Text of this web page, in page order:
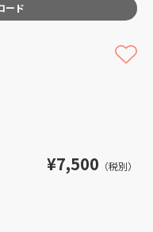
ード
¥7,500 （税別）